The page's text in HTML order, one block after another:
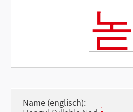
녿
Name (englisch):
[1]